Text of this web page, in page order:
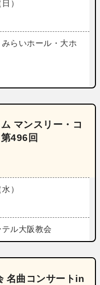
）
らいホール・大ホ
マンスリー・コ
496回
）
ル大阪教会
名曲コンサートin